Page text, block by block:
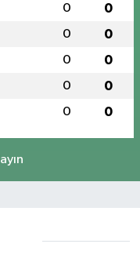
0 0
0 0
0 0
0 0
0 0